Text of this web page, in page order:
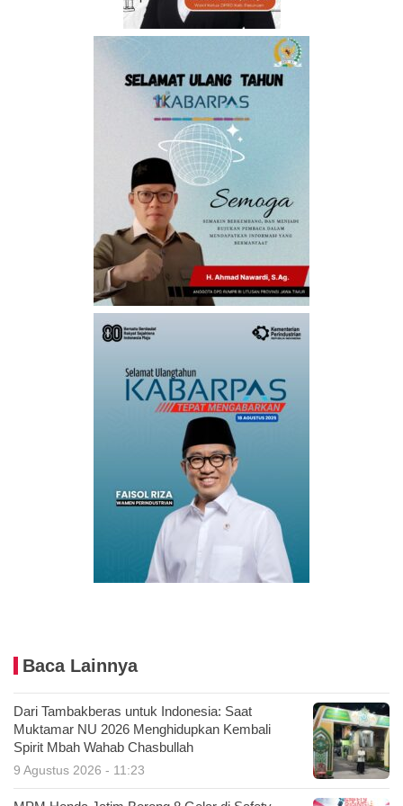
Baca Lainnya
Dari Tambakberas untuk Indonesia: Saat
Muktamar NU 2026 Menghidupkan Kembali
Spirit Mbah Wahab Chasbullah
9 Agustus 2026 - 11:23